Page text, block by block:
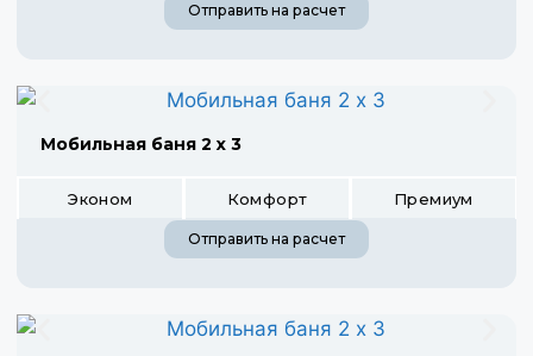
Отправить на расчет
Мобильная баня 2 х 3
Эконом Комфорт Премиум
Отправить на расчет